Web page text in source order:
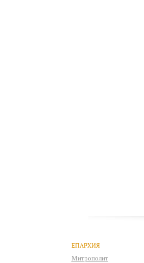
ЕПАРХИЯ
Митрополит